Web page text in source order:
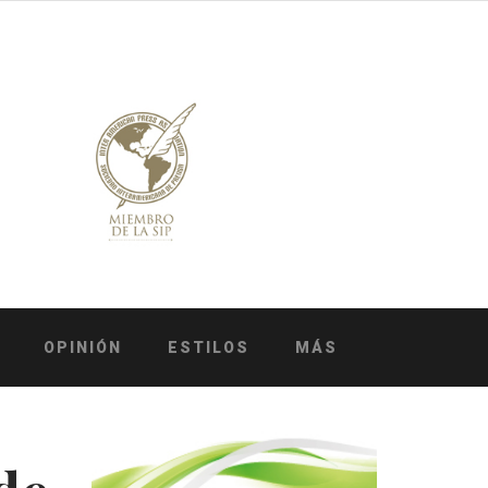
OPINIÓN ESTILOS MÁS